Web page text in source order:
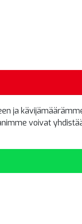
ja
voivat